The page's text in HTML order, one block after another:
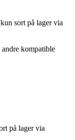
sort på lager via
kompatible
på lager via